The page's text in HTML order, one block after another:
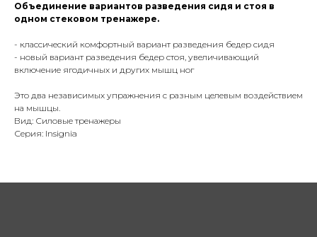
Объединение вариантов разведения сидя и стоя в
одном стековом тренажере.
- классический комфортный вариант разведения бедер сидя
- новый вариант разведения бедер стоя, увеличивающий
включение ягодичных и других мышц ног
Это два независимых упражнения с разным целевым воздействием
на мышцы.
Вид: Силовые тренажеры
Серия: Insignia